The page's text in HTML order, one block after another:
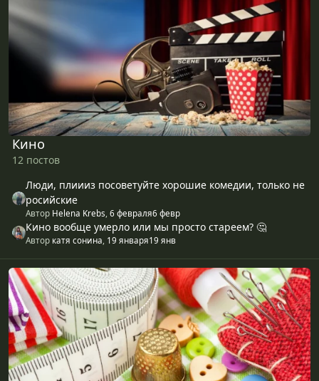
Кино
12 постов
Люди, плиииз посоветуйте хорошие комедии, только не
росийские
Автор Helena Krebs ,6 февраля6 февр
Кино вообще умерло или мы просто стареем? 🤔
Автор катя сонина 19 января19 янв
Рукоделие